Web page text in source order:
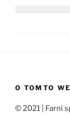
O TOMTO
© 2021 | Farní